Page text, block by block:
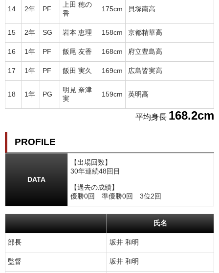
14 2年 PF
上田 穂の
香
175cm 貝塚南高
15 2年 SG 岩本 恵理 158cm 京都精華高
16 1年 PF 飯尾 友香 168cm 府立豊島高
17 1年 PF 飯田 実久 169cm 広島皆実高
18 1年 PG
明見 奈津
実
159cm 英明高
平均身長 168.2cm
PROFILE
DATA
【出場回数】
30年連続48回目
【過去の成績】
優勝0回 準優勝0回 3位2回
氏名
部長 坂井 和明
監督 坂井 和明